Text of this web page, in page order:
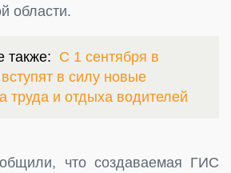
области.
также: С 1 сентября в
в силу новые
труда и отдыха водителей
что создаваемая ГИС